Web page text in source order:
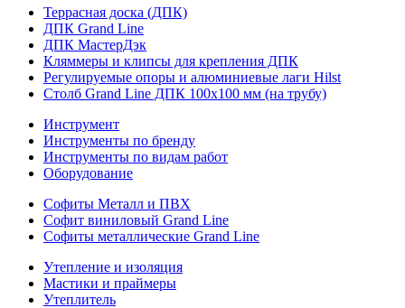
Террасная доска (ДПК)
ДПК Grand Line
ДПК МастерДэк
Кляммеры и клипсы для крепления ДПК
Регулируемые опоры и алюминиевые лаги Hilst
Столб Grand Line ДПК 100х100 мм (на трубу)
Инструмент
Инструменты по бренду
Инструменты по видам работ
Оборудование
Софиты Металл и ПВХ
Софит виниловый Grand Line
Софиты металлические Grand Line
Утепление и изоляция
Мастики и праймеры
Утеплитель